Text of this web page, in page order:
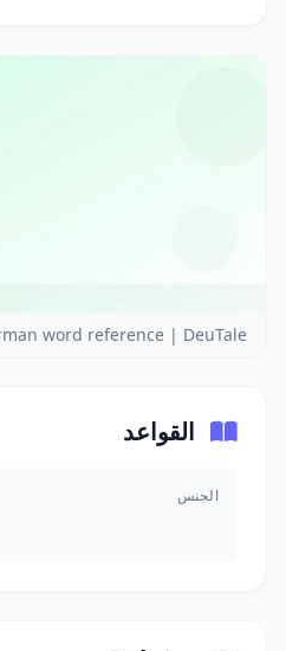
word reference | DeuTale
القواعد
الجنس